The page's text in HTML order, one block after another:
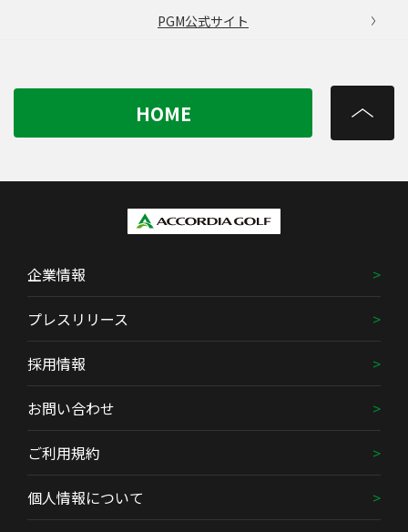
PGM公式サイト
HOME
企業情報
プレスリリース
採用情報
お問い合わせ
ご利用規約
個人情報について